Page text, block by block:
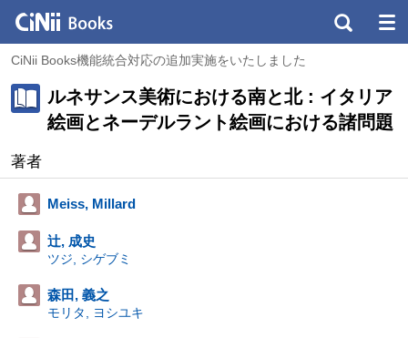
CiNii Books機能統合対応の追加実施をいたしました
ルネサンス美術における南と北 : イタリア
絵画とネーデルラント絵画における諸問題
著者
Meiss, Millard
辻, 成史
ツジ, シゲブミ
森田, 義之
モリタ, ヨシユキ